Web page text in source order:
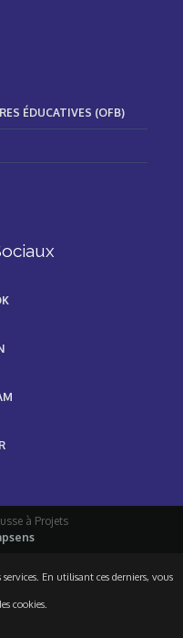
ÉDUCATIVES (OFB)
à Projets
En utilisant ces derniers, vous
cookies.